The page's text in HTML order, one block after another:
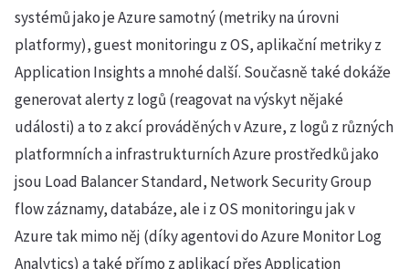
systémů jako je Azure samotný (metriky na úrovni
platformy), guest monitoringu z OS, aplikační metriky z
Application Insights a mnohé další. Současně také dokáže
generovat alerty z logů (reagovat na výskyt nějaké
události) a to z akcí prováděných v Azure, z logů z různých
platformních a infrastrukturních Azure prostředků jako
jsou Load Balancer Standard, Network Security Group
flow záznamy, databáze, ale i z OS monitoringu jak v
Azure tak mimo něj (díky agentovi do Azure Monitor Log
Analytics) a také přímo z aplikací přes Application